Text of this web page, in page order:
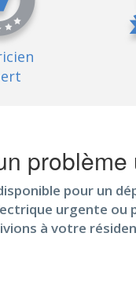
pour un
urgente
à votre